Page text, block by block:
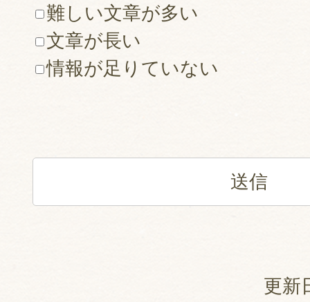
難しい文章が多い
文章が長い
情報が足りていない
更新